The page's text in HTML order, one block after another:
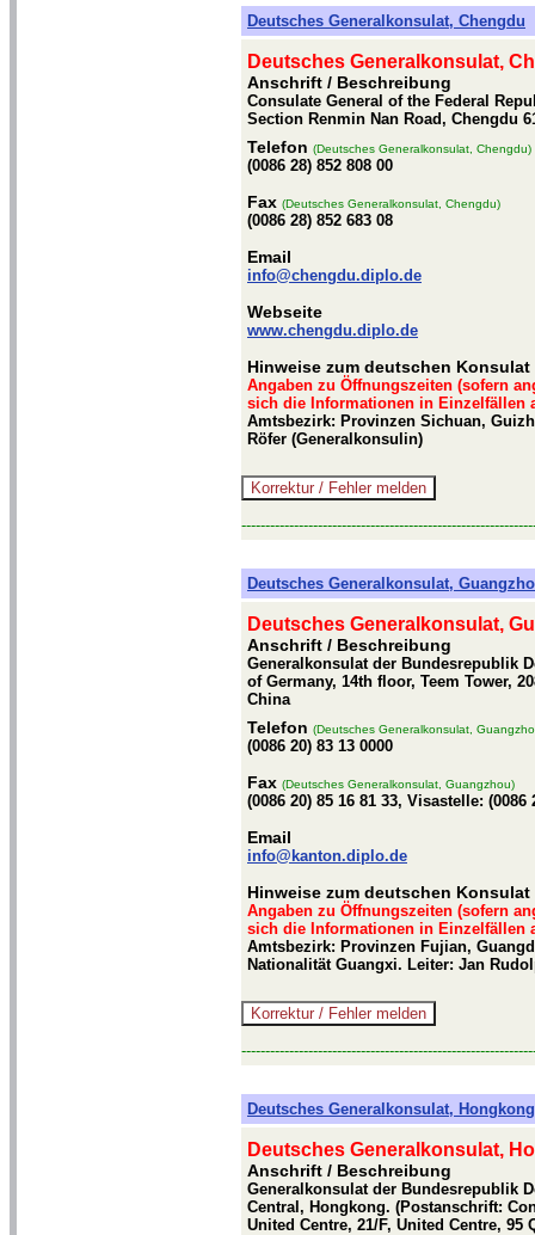
Deutsches Generalkonsulat, Chengdu
Deutsches Generalkonsulat,
Anschrift / Beschreibung
Consulate General of the Federal
Section Renmin Nan Road, Chengdu
Telefon (Deutsches Generalkonsulat, Chengdu)
(0086 28) 852 808 00
Fax (Deutsches Generalkonsulat, Chengdu)
(0086 28) 852 683 08
Email
info@chengdu.diplo.de
Webseite
www.chengdu.diplo.de
Hinweise zum deutschen
Angaben zu Öffnungszeiten (sofern
sich die Informationen in Einzelfällen
Amtsbezirk: Provinzen Sichuan,
Röfer (Generalkonsulin)
Deutsches Generalkonsulat,
Deutsches Generalkonsulat,
Anschrift / Beschreibung
Generalkonsulat der Bundesrepublik
of Germany, 14th floor, Teem Tower,
China
Telefon (Deutsches Generalkonsulat,
(0086 20) 83 13 0000
Fax (Deutsches Generalkonsulat, Guangzhou)
(0086 20) 85 16 81 33, Visastelle: (0086
Email
info@kanton.diplo.de
Hinweise zum deutschen
Angaben zu Öffnungszeiten (sofern
sich die Informationen in Einzelfällen
Amtsbezirk: Provinzen Fujian,
Nationalität Guangxi. Leiter: Jan
Deutsches Generalkonsulat, Hongkong
Deutsches Generalkonsulat,
Anschrift / Beschreibung
Generalkonsulat der Bundesrepublik
Central, Hongkong. (Postanschrift:
United Centre, 21/F, United Centre, 95